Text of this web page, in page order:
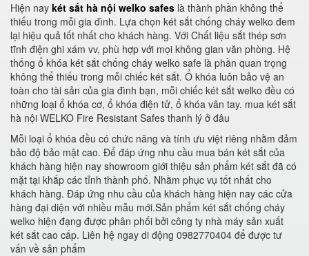
Hiện nay két sắt hà nội welko safes là thành phần không thể
thiếu trong mỗi gia đình. Lựa chọn két sắt chống cháy welko đem
lại hiệu quả tốt nhất cho khách hàng. Với Chất liệu sắt thép sơn
tĩnh điện ghi xám vv, phù hợp với mọi không gian văn phòng. Hệ
thống ổ khóa két sắt chống cháy welko safe là phần quan trọng
không thể thiếu trong mỗi chiếc két sắt. Ổ khóa luôn bảo vệ an
toàn cho tài sản của gia đình bạn, mỗi chiếc két sắt welko đều có
những loại ổ khóa cơ, ổ khóa điện tử, ổ khóa vân tay. mua két sắt
hà nội WELKO Fire Resistant Safes thanh lý ở đâu
Mỗi loại ổ khóa đều có chức năng và tính ưu việt riêng nhằm đảm
bảo độ bảo mật cao. Để đáp ứng nhu cầu mua bán két sắt của
khách hàng hiện nay showroom giới thiệu sản phẩm két sắt đã có
mặt tại khắp các tỉnh thành phố. Nhằm phục vụ tốt nhất cho
khách hàng. Đáp ứng nhu cầu của khách hàng hiện nay các cửa
hàng đại diện với nhiều mẫu mới.Sản phẩm két sắt chống cháy
welko hiện đạng được phân phối bởi công ty nhà máy sản xuất
két sắt cao cấp. Liên hệ ngay di động 0982770404 để được tư
vấn về sản phẩm